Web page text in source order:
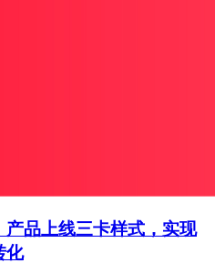
品上线三卡样式，实现
化